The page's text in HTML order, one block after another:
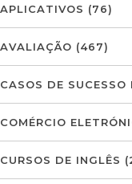
APLICATIVOS (76)
AVALIAÇÃO (467)
CASOS DE
COMÉRCIO
CURSOS DE INGLÊS